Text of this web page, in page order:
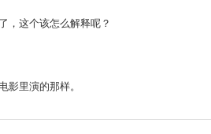
，这个该怎么解释呢？
影里演的那样。